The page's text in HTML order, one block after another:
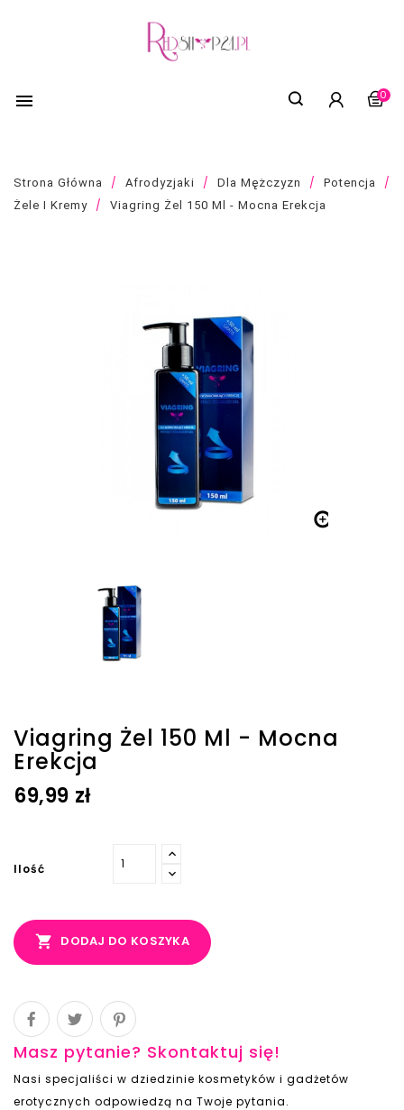
 0
Strona Główna Afrodyzjaki Dla Mężczyzn
Potencja
Żele I Kremy
Viagring Żel 150 Ml - Mocna Erekcja

Viagring Żel 150 Ml - Mocna
Erekcja
69,99 zł
Ilość
 DODAJ DO KOSZYKA
Masz pytanie? Skontaktuj się!
Nasi specjaliści w dziedzinie kosmetyków i gadżetów
erotycznych odpowiedzą na Twoje pytania.